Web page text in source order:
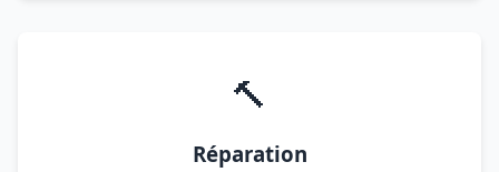
🔨
Réparation